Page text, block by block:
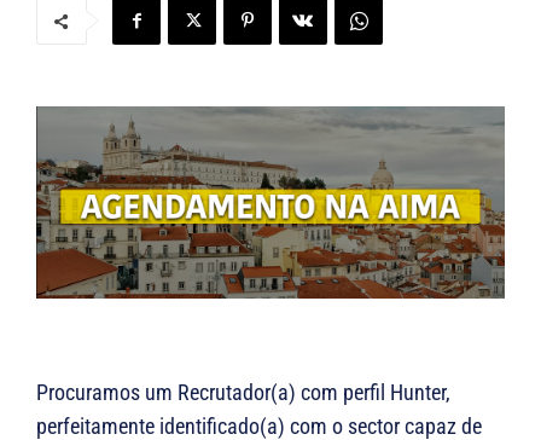
Procuramos um Recrutador(a) com perfil Hunter,
perfeitamente identificado(a) com o sector capaz de